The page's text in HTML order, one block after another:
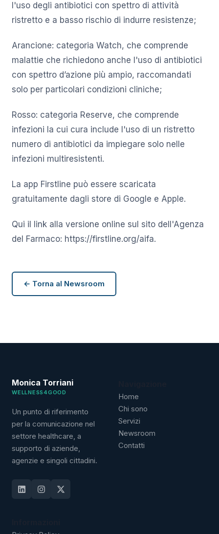
l'uso degli antibiotici con spettro di attività
ristretto e a basso rischio di indurre resistenze;
Arancione: categoria Watch, che comprende
malattie che richiedono anche l'uso di antibiotici
con spettro d’azione più ampio, raccomandati
solo per particolari condizioni cliniche;
Rosso: categoria Reserve, che comprende
infezioni la cui cura include l'uso di un ristretto
numero di antibiotici da impiegare solo nelle
infezioni multiresistenti.
La app Firstline può essere scaricata
gratuitamente dagli store di Google e Apple.
Qui il link alla versione online sul sito dell'Agenza
del Farmaco: https://firstline.org/aifa.
← Torna al Newsroom
Monica Torriani
WELLNESS4GOOD
Un punto di riferimento
per la comunicazione nel
settore healthcare, a
supporto di aziende,
agenzie e singoli cittadini.
Home
Chi sono
Servizi
Newsroom
Contatti